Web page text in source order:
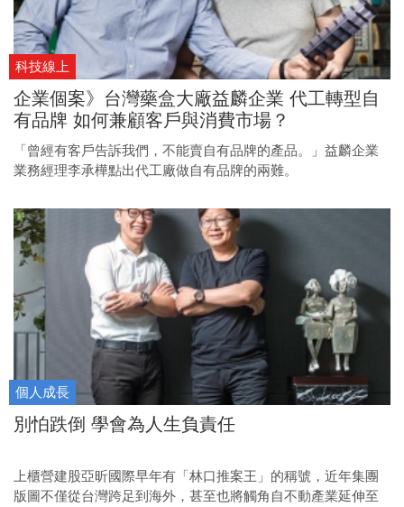
科技線上
企業個案》台灣藥盒大廠益麟企業 代工轉型自
有品牌 如何兼顧客戶與消費市場？
「曾經有客戶告訴我們，不能賣自有品牌的產品。」益麟企業
業務經理李承樺點出代工廠做自有品牌的兩難。
個人成長
別怕跌倒 學會為人生負責任
上櫃營建股亞昕國際早年有「林口推案王」的稱號，近年集團
版圖不僅從台灣跨足到海外，甚至也將觸角自不動產業延伸至